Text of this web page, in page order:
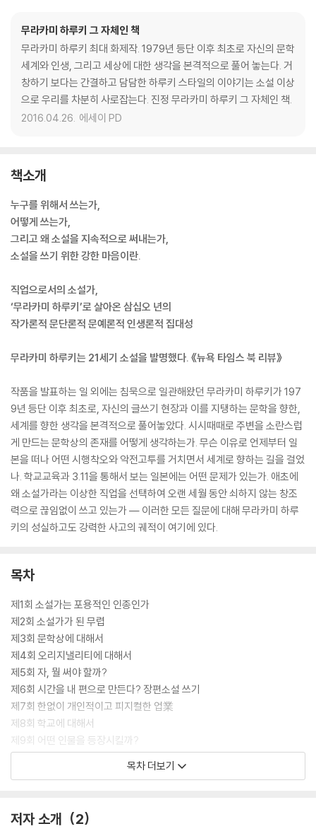
무라카미 하루키 그 자체인 책
무라카미 하루키 최대 화제작. 1979년 등단 이후 최초로 자신의 문학
세계와 인생, 그리고 세상에 대한 생각을 본격적으로 풀어 놓는다. 거
창하기 보다는 간결하고 담담한 하루키 스타일의 이야기는 소설 이상
으로 우리를 차분히 사로잡는다. 진정 무라카미 하루키 그 자체인 책.
2016.04.26. 에세이 PD
책소개
누구를 위해서 쓰는가,
어떻게 쓰는가,
그리고 왜 소설을 지속적으로 써내는가,
소설을 쓰기 위한 강한 마음이란.
직업으로서의 소설가,
‘무라카미 하루키’로 살아온 삼십오 년의
작가론적 문단론적 문예론적 인생론적 집대성
무라카미 하루키는 21세기 소설을 발명했다. 《뉴욕 타임스 북 리뷰》
작품을 발표하는 일 외에는 침묵으로 일관해왔던 무라카미 하루키가 197
9년 등단 이후 최초로, 자신의 글쓰기 현장과 이를 지탱하는 문학을 향한,
세계를 향한 생각을 본격적으로 풀어놓았다. 시시때때로 주변을 소란스럽
게 만드는 문학상의 존재를 어떻게 생각하는가. 무슨 이유로 언제부터 일
본을 떠나 어떤 시행착오와 악전고투를 거치면서 세계로 향하는 길을 걸었
나. 학교교육과 3.11을 통해서 보는 일본에는 어떤 문제가 있는가. 애초에
왜 소설가라는 이상한 직업을 선택하여 오랜 세월 동안 쇠하지 않는 창조
력으로 끊임없이 쓰고 있는가 ― 이러한 모든 질문에 대해 무라카미 하루
키의 성실하고도 강력한 사고의 궤적이 여기에 있다.
목차
제1회 소설가는 포용적인 인종인가
제2회 소설가가 된 무렵
제3회 문학상에 대해서
제4회 오리지낼리티에 대해서
제5회 자, 뭘 써야 할까?
제6회 시간을 내 편으로 만든다? 장편소설 쓰기
제7회 한없이 개인적이고 피지컬한 업業
제8회 학교에 대해서
제9회 어떤 인물을 등장시킬까?
제10회 누구를 위해서 쓰는가?
제11회 해외에 나간다. 새로운 프런티어
목차 더보기
저자 소개 2